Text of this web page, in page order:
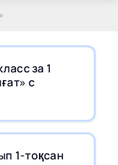
за 1
с
1-тоқсан